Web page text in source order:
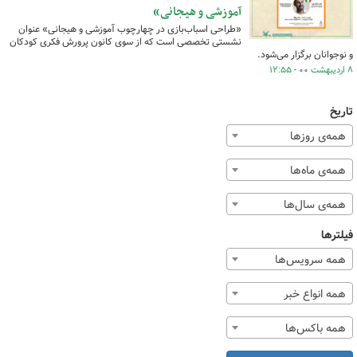
آموزشی و هیجانی»
«طراحی اسباب‌بازی در چهارچوب آموزشی و هیجانی» عنوان
نشستی تخصصی است که از سوی کانون پرورش فکری کودکان
و نوجوانان برگزار می‌شود.
۸ اردیبهشت ۰۰ - ۱۲:۵۵
تاریخ
همه‌ی روزها
همه‌ی ماه‌ها
همه‌ی سال‌ها
فیلترها
همه سرویس‌ها
همه انواع خبر
همه باکس‌ها